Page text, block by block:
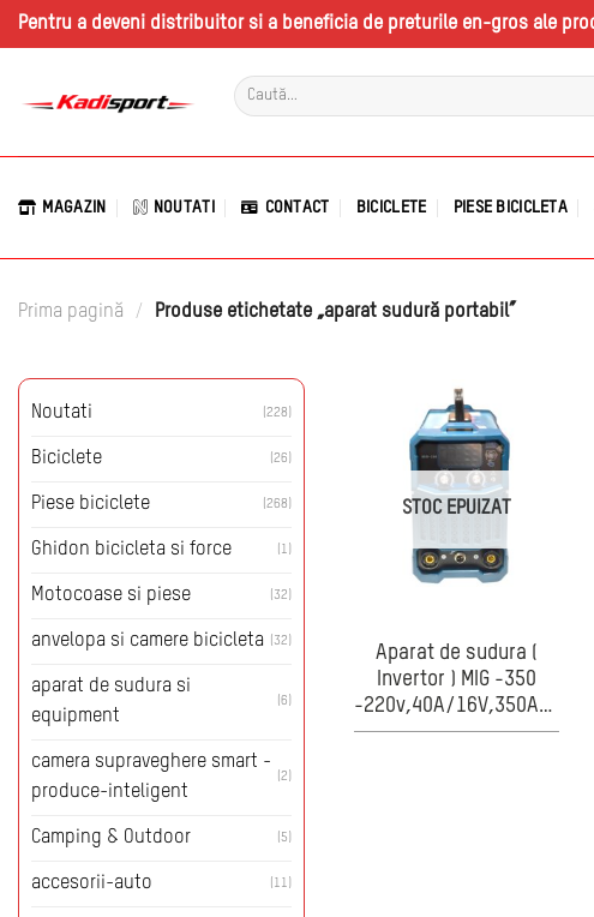
Skip
Pentru a deveni distribuitor si a beneficia de preturile en-gros ale
Caută
după:
MAGAZIN NOUTATI CONTACT BICICLETE PIESE BICICLETA
Prima pagină / Produse etichetate „aparat sudură portabil”
Noutati (228)
Biciclete (26)
Piese biciclete (268)
Ghidon bicicleta si force (1)
Motocoase si piese (32)
anvelopa si camere bicicleta (32)
aparat de sudura si
equipment
(6)
camera supraveghere smart -
produce-inteligent
(2)
Camping & Outdoor (5)
accesorii-auto (11)
STOC EPUIZAT
Aparat de sudura (
Invertor ) MIG -350
-220v,40A/16V,350A/31.5v,
clasa protectie IP215